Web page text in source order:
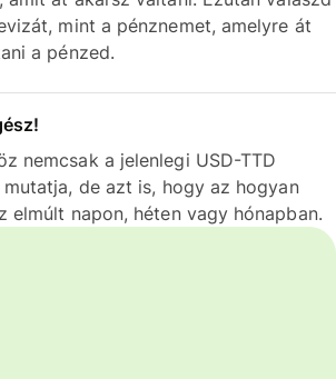
mint a pénznemet, amelyre át
a pénzed.
nemcsak a jelenlegi USD-TTD
de azt is, hogy az hogyan
elmúlt napon, héten vagy hónapban.